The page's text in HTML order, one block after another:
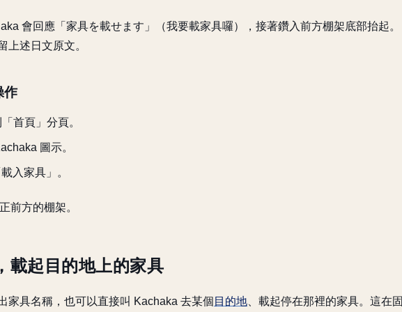
會回應「家具を載せます」（我要載家具囉），接著鑽入前方棚架底部抬起。
上述日文原文。
作
首頁」分頁。
圖示。
入家具」。
前方的棚架。
載起目的地上的家具
家具名稱，也可以直接叫 Kachaka 去某個 目的地 、載起停在那裡的家具。這在固